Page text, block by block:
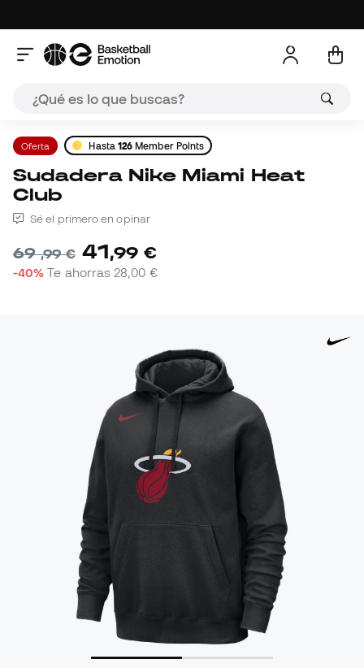
Oferta Hasta 126 Member Points
Sudadera Nike Miami Heat
Club
Sé el primero en opinar
69,99 € 41,99 €
-40% Te ahorras 28,00 €